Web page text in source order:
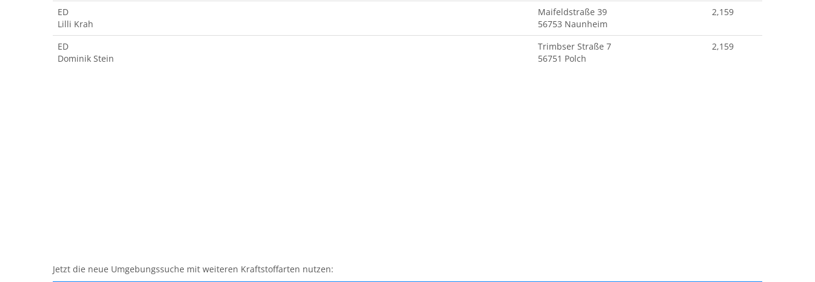
ED
Lilli Krah
Maifeldstraße 39
56753 Naunheim
2,159
ED
Dominik Stein
Trimbser Straße 7
56751 Polch
2,159
Jetzt die neue Umgebungssuche mit weiteren Kraftstoffarten nutzen: